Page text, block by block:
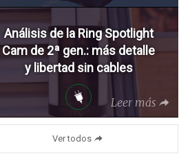
Análisis de la Ring Spotlight
Cam de 2ª gen.: más detalle
y libertad sin cables
Leer más
Ver todos